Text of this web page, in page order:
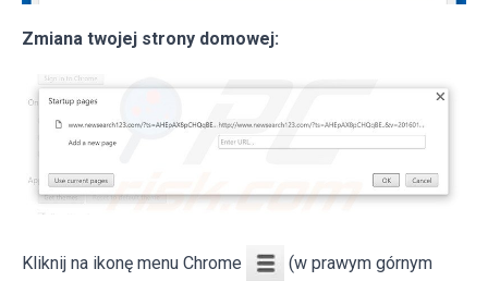
Zmiana twojej strony domowej:
Kliknij na ikonę menu Chrome (w prawym górnym